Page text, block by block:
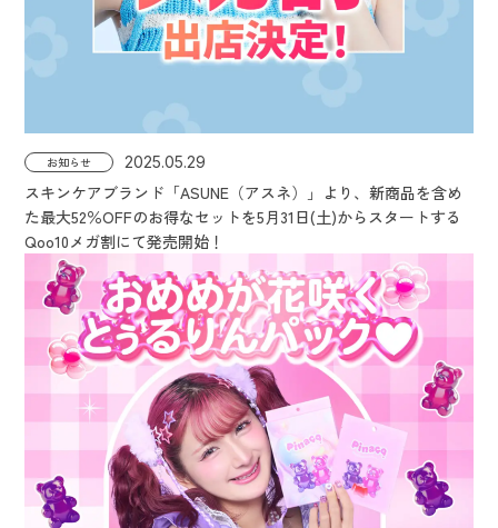
お知らせ 2025.05.29
スキンケアブランド「ASUNE（アスネ）」より、新商品を含め
た最大52％OFFのお得なセットを5月31日(土)からスタートする
Qoo10メガ割にて発売開始！